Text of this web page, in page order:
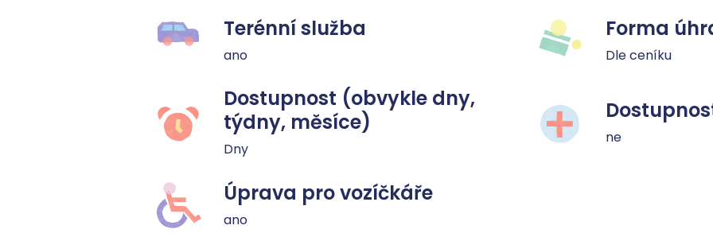
Terénní služba
ano
Forma
Dle ceníku
Dostupnost (obvykle dny,
týdny, měsíce)
Dny
ne
Úprava pro vozíčkáře
ano